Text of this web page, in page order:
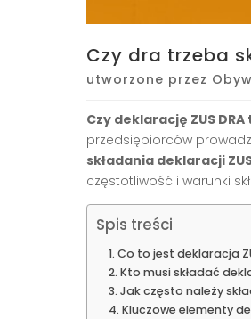
Czy dra trzeba
utworzone przez
Czy deklarację ZUS
przedsiębiorców
składania deklaracji
częstotliwość i warunki
Spis treści
Co to jest deklaracja
Kto musi składać
Jak często należy
Kluczowe elementy